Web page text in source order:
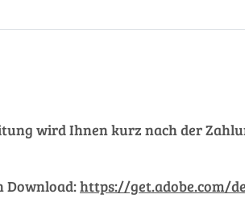
wird Ihnen kurz nach der
Download:https://get.adobe.com/